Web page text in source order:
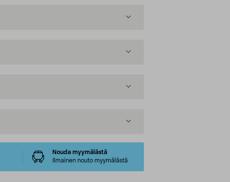
Nouda myymälästä
Ilmainen nouto myymälästä